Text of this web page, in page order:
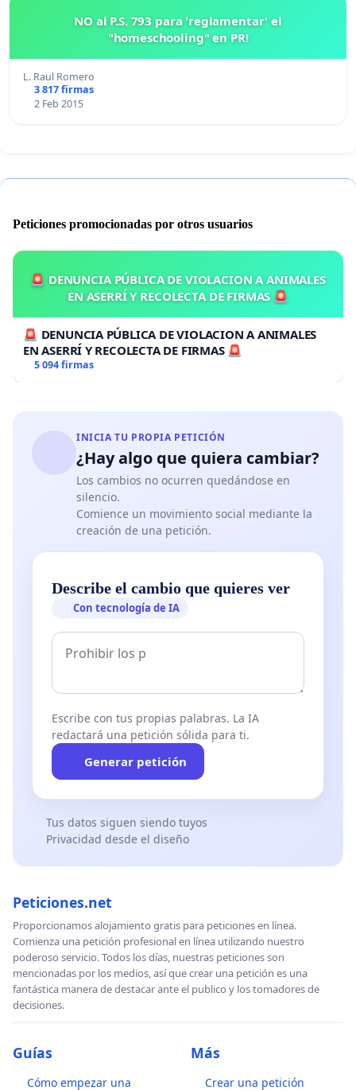
NO al P.S. 793 para 'reglamentar' el
"homeschooling" en PR!
L. Raul Romero
3 817 firmas
2 Feb 2015
Peticiones promocionadas por otros usuarios
🚨 DENUNCIA PÚBLICA DE VIOLACION A ANIMALES
EN ASERRÍ Y RECOLECTA DE FIRMAS 🚨
🚨 DENUNCIA PÚBLICA DE VIOLACION A ANIMALES
EN ASERRÍ Y RECOLECTA DE FIRMAS 🚨
5 094 firmas
INICIA TU PROPIA PETICIÓN
¿Hay algo que quiera cambiar?
Los cambios no ocurren quedándose en
silencio.
Comience un movimiento social mediante la
creación de una petición.
Describe el cambio que quieres ver
Con tecnología de IA
Escribe con tus propias palabras. La IA
redactará una petición sólida para ti.
Generar petición
Tus datos siguen siendo tuyos
Privacidad desde el diseño
Peticiones.net
Proporcionamos alojamiento gratis para peticiones en línea.
Comienza una petición profesional en línea utilizando nuestro
poderoso servicio. Todos los días, nuestras peticiones son
mencionadas por los medios, así que crear una petición es una
fantástica manera de destacar ante el publico y los tomadores de
decisiones.
Guías
Cómo empezar una
Más
Crear una petición